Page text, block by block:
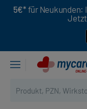
5€* für Neukunden:
Jetzt